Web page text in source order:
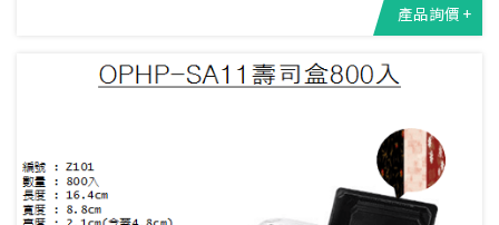
產品詢價 +